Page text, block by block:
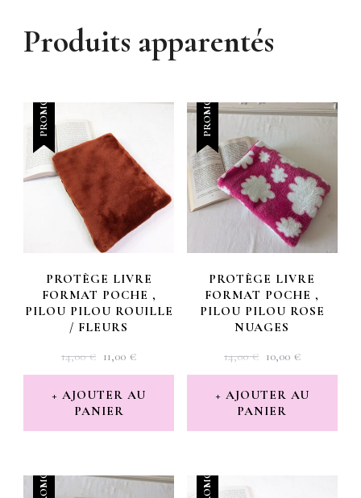
Produits apparentés
PROMO !
PROTÈGE LIVRE
FORMAT POCHE ,
PILOU PILOU ROUILLE
/ FLEURS
14,00€ LE
PRIX
INITIAL
ÉTAIT :
14,00 €.
11,00 €LE
PRIX
ACTUEL
11,00 €.
AJOUTER AU
PANIER
PROMO !
PROTÈGE LIVRE
FORMAT POCHE ,
PILOU PILOU ROSE
NUAGES
14,00€ LE
PRIX
INITIAL
ÉTAIT :
14,00 €.
10,00 €LE
PRIX
ACTUEL
10,00 €.
AJOUTER AU
PANIER
PROMO ! PROMO !